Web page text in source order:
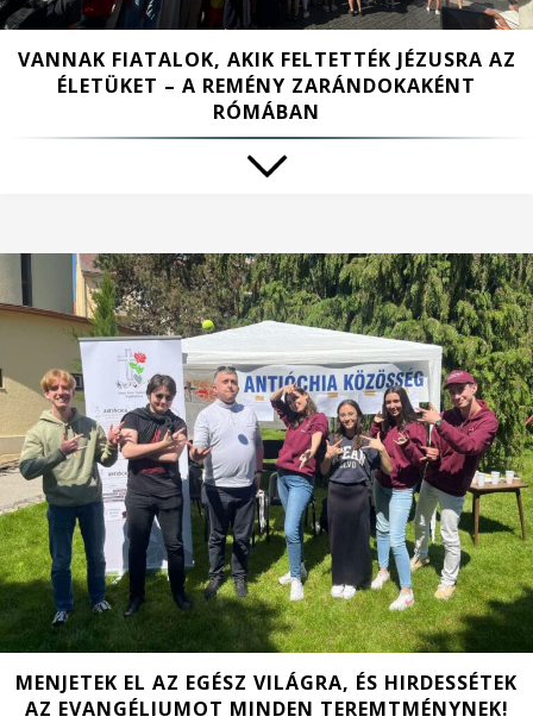
VANNAK FIATALOK, AKIK FELTETTÉK JÉZUSRA AZ
ÉLETÜKET – A REMÉNY ZARÁNDOKAKÉNT
RÓMÁBAN
MENJETEK EL AZ EGÉSZ VILÁGRA, ÉS HIRDESSÉTEK
AZ EVANGÉLIUMOT MINDEN TEREMTMÉNYNEK!